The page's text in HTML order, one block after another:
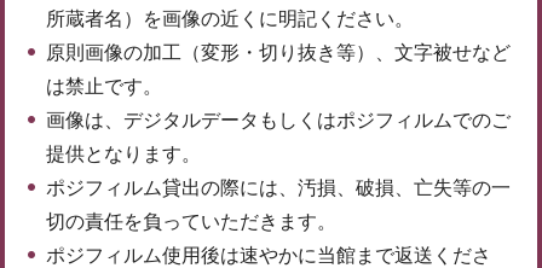
所蔵者名）を画像の近くに明記ください。
原則画像の加工（変形・切り抜き等）、文字被せなど
は禁止です。
画像は、デジタルデータもしくはポジフィルムでのご
提供となります。
ポジフィルム貸出の際には、汚損、破損、亡失等の一
切の責任を負っていただきます。
ポジフィルム使用後は速やかに当館まで返送くださ